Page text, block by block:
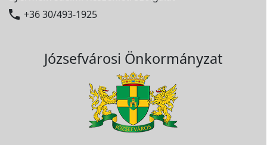
 +36 30/493-1925
Józsefvárosi Önkormányzat